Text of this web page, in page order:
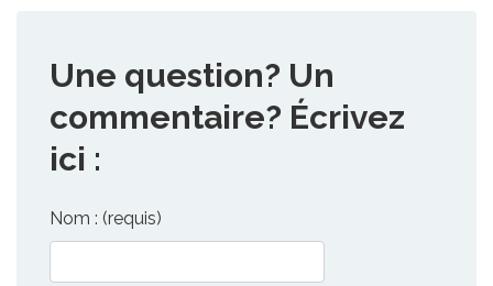
Une question? Un
commentaire? Écrivez
ici :
Nom : (requis)